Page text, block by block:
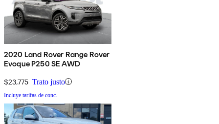
2020 Land Rover Range Rover
Evoque P250 SE AWD
$23,775 Trato justo
Incluye tarifas de conc.